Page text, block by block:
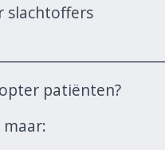
slachtoffers
patiënten?